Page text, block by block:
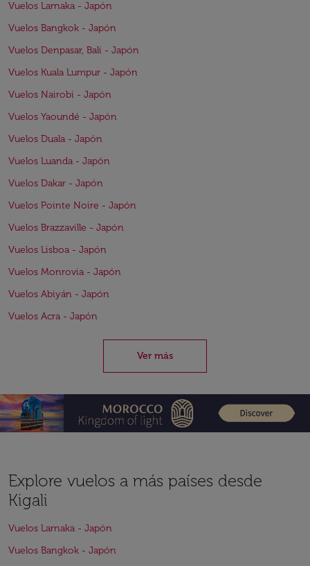
Vuelos Larnaka - Japón
Vuelos Bangkok - Japón
Vuelos Denpasar, Bali - Japón
Vuelos Kuala Lumpur - Japón
Vuelos Nairobi - Japón
Vuelos Yaoundé - Japón
Vuelos Duala - Japón
Vuelos Luanda - Japón
Vuelos Dakar - Japón
Vuelos Pointe Noire - Japón
Vuelos Brazzaville - Japón
Vuelos Lisboa - Japón
Vuelos Monrovia - Japón
Vuelos Abiyán - Japón
Vuelos Acra - Japón
Ver más
Explore vuelos a más países desde
Kigali
Vuelos Larnaka - Japón
Vuelos Bangkok - Japón